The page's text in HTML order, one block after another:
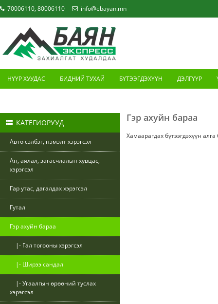
70006110, 80006110 info@ebayan.mn
НҮҮР ХУУДАС БИДНИЙ ТУХАЙ БҮТЭЭГДЭХҮҮН ДЭЛГҮҮР
КАТЕГИОРУУД
Авто сэлбэг, нэмэлт хэрэгсэл
Ан, аялал, загасчлалын хувцас,
хэрэгсэл
Гар утас, дагалдах хэрэгсэл
Гутал
Гэр ахуйн бараа
|- Гал тогооны хэрэгсэл
|- Ширээ сандал
|- Угаалгын өрөөний туслах
хэрэгсэл
Гэр ахуйн бараа
Хамаарагдах бүтээгдэхүүн